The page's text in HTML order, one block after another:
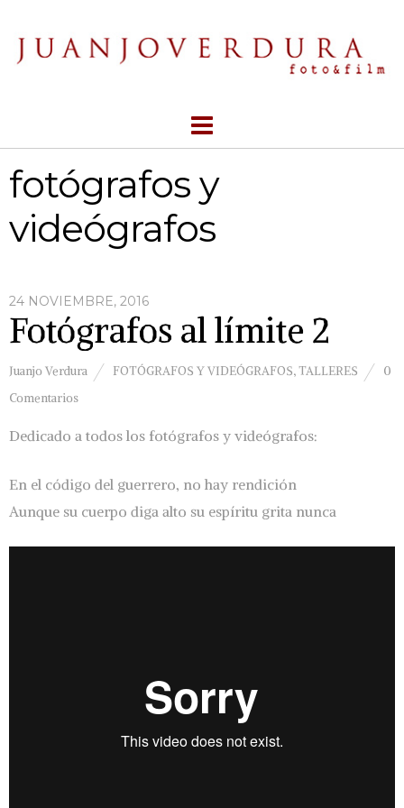
fotógrafos y
videógrafos
24 NOVIEMBRE, 2016
Fotógrafos al límite 2
Juanjo Verdura FOTÓGRAFOS Y VIDEÓGRAFOS,TALLERES
0
Comentarios
Dedicado a todos los fotógrafos y videógrafos:
En el código del guerrero, no hay rendición
Aunque su cuerpo diga alto su espíritu grita nunca